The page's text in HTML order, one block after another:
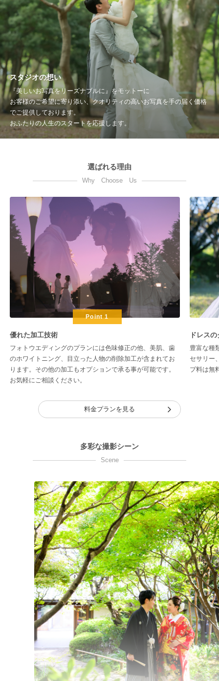
スタジオの想い
『美しいお写真をリーズナブルに』をモットーに
お客様のご希望に寄り添い、クオリティの高いお写真を手の届く価格
でご提供しております。
おふたりの人生のスタートを応援します。
選ばれる理由
Why Choose Us
Point 1
優れた加工技術
フォトウエディングのプランには色味修正の他、美肌、歯
のホワイトニング、目立った人物の削除加工が含まれてお
ります。その他の加工もオプションで承る事が可能です。
お気軽にご相談ください。
ドレス
豊富な種
セサリー
プ料は無
料金プランを見る
多彩な撮影シーン
Scene